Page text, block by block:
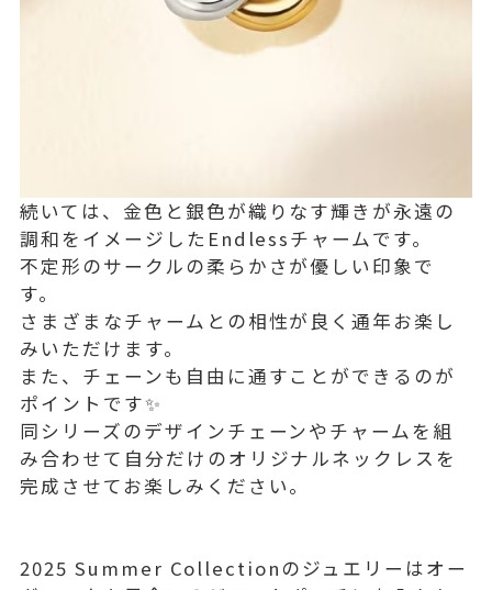
続いては、金色と銀色が織りなす輝きが永遠の
調和をイメージしたEndlessチャームです。
不定形のサークルの柔らかさが優しい印象で
す。
さまざまなチャームとの相性が良く通年お楽し
みいただけます。
また、チェーンも自由に通すことができるのが
ポイントです✨
同シリーズのデザインチェーンやチャームを組
み合わせて自分だけのオリジナルネックレスを
完成させてお楽しみください。
2025 Summer Collectionのジュエリーはオー